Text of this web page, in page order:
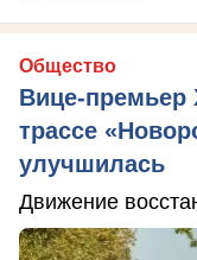
Общество
Вице-премьер
трассе
улучшилась
Движение